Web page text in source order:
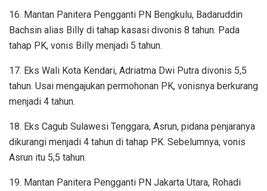
16. Mantan Panitera Pengganti PN Bengkulu, Badaruddin
Bachsin alias Billy di tahap kasasi divonis 8 tahun. Pada
tahap PK, vonis Billy menjadi 5 tahun.
17. Eks Wali Kota Kendari, Adriatma Dwi Putra divonis 5,5
tahun. Usai mengajukan permohonan PK, vonisnya berkurang
menjadi 4 tahun.
18. Eks Cagub Sulawesi Tenggara, Asrun, pidana penjaranya
dikurangi menjadi 4 tahun di tahap PK. Sebelumnya, vonis
Asrun itu 5,5 tahun.
19. Mantan Panitera Pengganti PN Jakarta Utara, Rohadi